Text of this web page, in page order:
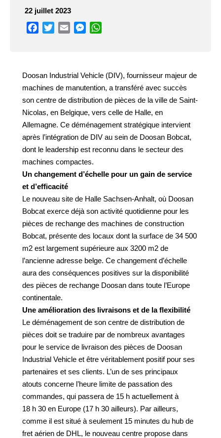
22 juillet 2023
Facebook
TwitterEmail Messenger
Doosan Industrial Vehicle (DIV), fournisseur majeur de
machines de manutention, a transféré avec succès
son centre de distribution de pièces de la ville de Saint-
Nicolas, en Belgique, vers celle de Halle, en
Allemagne. Ce déménagement stratégique intervient
après l’intégration de DIV au sein de Doosan Bobcat,
dont le leadership est reconnu dans le secteur des
machines compactes.
Un changement d’échelle pour un gain de service
et d’efficacité
Le nouveau site de Halle Sachsen-Anhalt, où Doosan
Bobcat exerce déjà son activité quotidienne pour les
pièces de rechange des machines de construction
Bobcat, présente des locaux dont la surface de 34 500
m2 est largement supérieure aux 3200 m2 de
l’ancienne adresse belge. Ce changement d’échelle
aura des conséquences positives sur la disponibilité
des pièces de rechange Doosan dans toute l’Europe
continentale.
Une amélioration des livraisons et de la flexibilité
Le déménagement de son centre de distribution de
pièces doit se traduire par de nombreux avantages
pour le service de livraison des pièces de Doosan
Industrial Vehicle et être véritablement positif pour ses
partenaires et ses clients. L’un de ses principaux
atouts concerne l’heure limite de passation des
commandes, qui passera de 15 h actuellement à
18 h 30 en Europe (17 h 30 ailleurs). Par ailleurs,
comme il est situé à seulement 15 minutes du hub de
fret aérien de DHL, le nouveau centre propose dans